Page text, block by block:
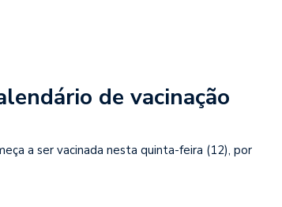
de vacinação
a ser vacinada nesta quinta-feira (12), por